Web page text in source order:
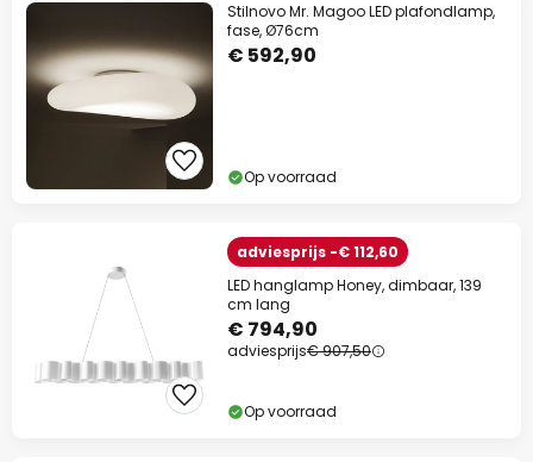
Stilnovo Mr. Magoo LED plafondlamp,
fase, Ø76cm
€ 592,90
Op voorraad
adviesprijs -€ 112,60
LED hanglamp Honey, dimbaar, 139
cm lang
€ 794,90
adviesprijs€ 907,50
Op voorraad